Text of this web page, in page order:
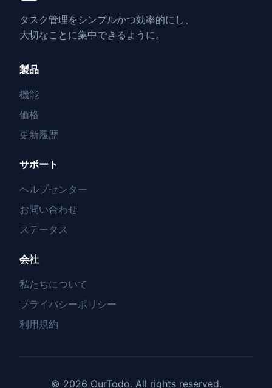
タスク管理をシンプルかつ効率的にし、
大切なことに集中できるように。
製品
機能
価格
更新履歴
サポート
ヘルプセンター
お問い合わせ
ステータス
会社
私たちについて
プライバシーポリシー
利用規約
© 2026 OurTodo. All rights reserved.